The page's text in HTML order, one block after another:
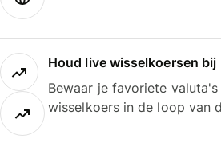
Houd live wisselkoersen bij
Bewaar je favoriete
wisselkoers in de loop van